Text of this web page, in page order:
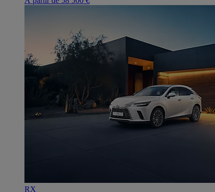
RX